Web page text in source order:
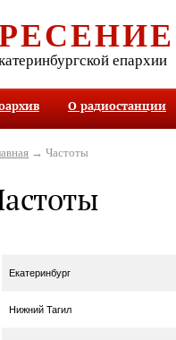
епархии
О радиостанции
→ Частоты
Екатеринбург
Нижний Тагил